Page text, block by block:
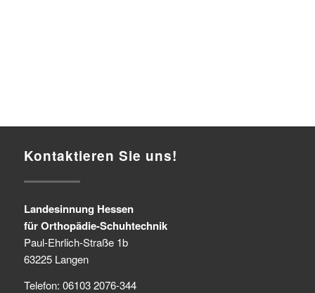
Kontaktieren Sie uns!
Landesinnung Hessen
für Orthopädie-Schuhtechnik
Paul-Ehrlich-Straße 1b
63225 Langen
Telefon: 06103 2076-344